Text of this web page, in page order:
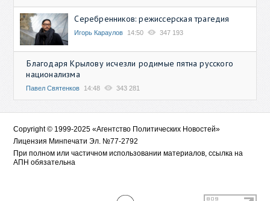
Серебренников: режиссерская трагедия
Игорь Караулов 14:50 347 193
Благодаря Крылову исчезли родимые пятна русского
национализма
Павел Святенков 14:48 343 281
Copyright © 1999-2025 «Агентство Политических Новостей»
Лицензия Минпечати Эл. №77-2792
При полном или частичном использовании материалов, ссылка на
АПН обязательна